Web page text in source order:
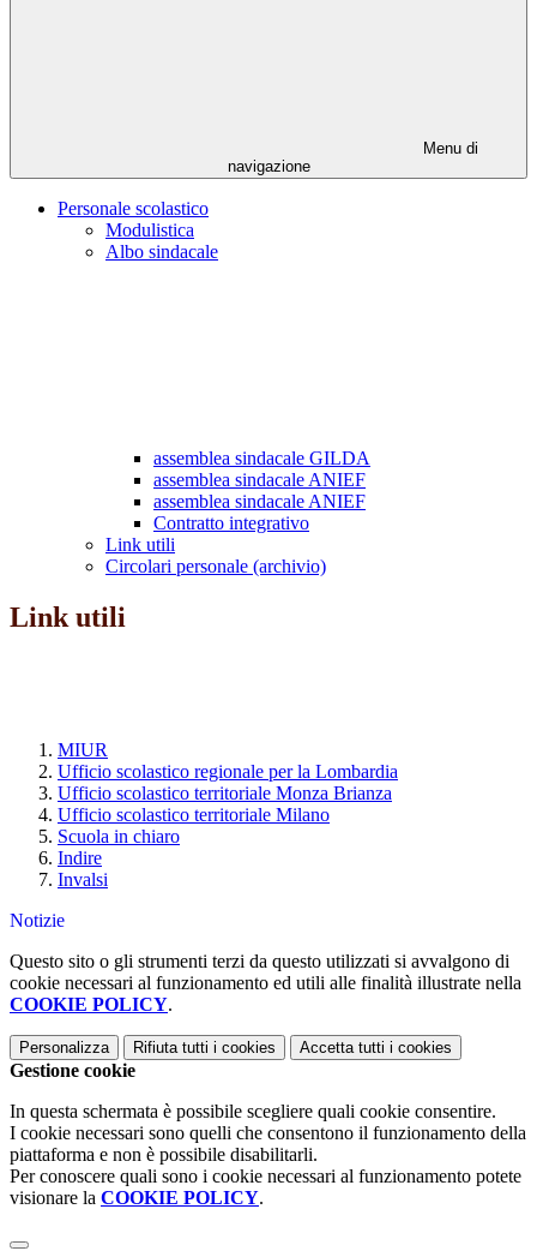
Menu di
navigazione
Personale scolastico
Modulistica
Albo sindacale
assemblea sindacale GILDA
assemblea sindacale ANIEF
assemblea sindacale ANIEF
Contratto integrativo
Link utili
Circolari personale (archivio)
Link utili
MIUR
Ufficio scolastico regionale per la Lombardia
Ufficio scolastico territoriale Monza Brianza
Ufficio scolastico territoriale Milano
Scuola in chiaro
Indire
Invalsi
Notizie
Questo sito o gli strumenti terzi da questo utilizzati si avvalgono di
cookie necessari al funzionamento ed utili alle finalità illustrate nella
COOKIE POLICY.
Personalizza Rifiuta tutti i cookies Accetta tutti i cookies
Gestione cookie
In questa schermata è possibile scegliere quali cookie consentire.
I cookie necessari sono quelli che consentono il funzionamento della
piattaforma e non è possibile disabilitarli.
Per conoscere quali sono i cookie necessari al funzionamento potete
visionare la COOKIE POLICY.